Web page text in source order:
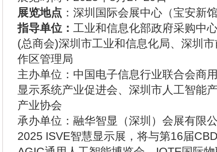
展览地点 ：深圳国际会展中心（宝安新
指导单位： 工业和信息化部政府采购中
(总商会)深圳市工业和信息化局、深圳
作区管理局
主办单位：中国电子信息行业联合会商
显示系统产业促进会、深圳市人工智能
产业协会
承办单位：融华智显（深圳）会展有限
2025 ISVE智慧显示展，将与第16届